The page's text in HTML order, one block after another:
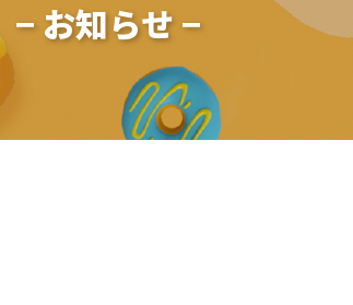
− お知らせ −